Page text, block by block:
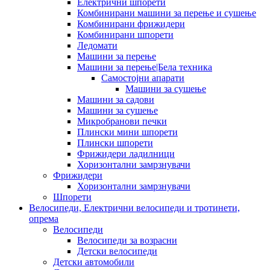
Комбинирани машини за перење и сушење
Комбинирани фрижидери
Комбинирани шпорети
Ледомати
Машини за перење
Машини за перење|Бела техника
Самостојни апарати
Машини за сушење
Машини за садови
Машини за сушење
Микробранови печки
Плински мини шпорети
Плински шпорети
Фрижидери ладилници
Хоризонтални замрзнувачи
Фрижидери
Хоризонтални замрзнувачи
Шпорети
Велосипеди, Електрични велосипеди и тротинети,
опрема
Велосипеди
Велосипеди за возрасни
Детски велосипеди
Детски автомобили